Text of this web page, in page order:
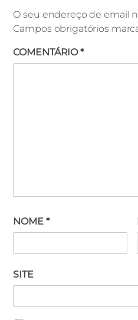
O seu endereço de email
Campos obrigatórios
COMENTÁRIO*
NOME *
SITE